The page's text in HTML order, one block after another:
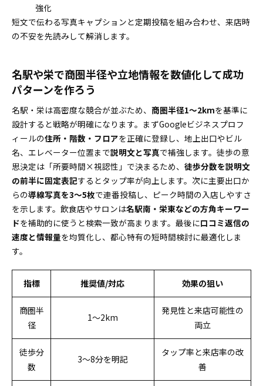
体系をやさしく解説
愛知県で多店舗展開なら本部と現場がタッグを組んで
客の導線を強化
トラブル回避＆落とし穴警戒で“ガイドライン違反ゼ
ロ”を目指す実務ポイント
ガイドライン違反やサクラ口コミのリアルな事例
＆防止術を一挙紹介
順位の大きな変動にも慌てない！対応コストを抑
えるコツ
名古屋で上位表示でも売上増に繋がらない...そん
な時の処方箋
よくある疑問はこれで一網打尽！FAQでスッキリ解決
質問リストと分かりやすい回答例ナビ
自己診断に使える要チェックポイント＆改善の優
先順ランキング
強化
短文で伝わる写真キャプションと定期投稿を組み合わせ、来店時
の不安を先読みして解消します。
名駅や栄で商圏半径や立地情報を数値化して成功
パターンを作ろう
名駅・栄は高密度な競合が並ぶため、 商圏半径1〜2kmを基準に
設計すると戦略が明確になります。まずGoogleビジネスプロフ
ィールの住所・階数・フロアを正確に登録し、地上出口やビル
名、エレベーター位置まで説明文と写真で補強します。徒歩の意
思決定は「所要時間×視認性」で決まるため、 徒歩分数を説明文
の前半に固定表記するとタップ率が向上します。次に主要出口か
らの導線写真を3〜5枚で連番投稿し、ピーク時間の入店しやすさ
を示します。飲食店やサロンは名駅南・栄東などの方角キーワー
ドを補助的に使うと検索一致が高まります。最後に口コミ返信の
速度と情報量を均質化し、都心特有の短時間検討に最適化しま
す。
指標 推奨値/対応 効果の狙い
商圏半
径
1〜2km
発見性と来店可能性の
両立
徒歩分
数
3〜8分を明記
タップ率と来店率の改
善